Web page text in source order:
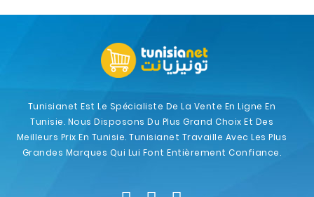
Tunisianet Est Le Spécialiste De La Vente En Ligne En
Tunisie. Nous Disposons Du Plus Grand Choix Et Des
Meilleurs Prix En Tunisie. Tunisianet Travaille Avec Les Plus
Grandes Marques Qui Lui Font Entièrement Confiance.